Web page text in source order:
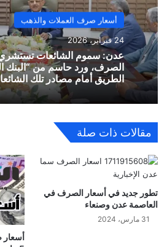
أسعار صرف العملات والذهب
24 فبراير، 2026
​عدن: سموم الشائعات
الصرف، ورد حاسم من “البنك
الطريق أمام مصادر تلك
مقالات ذات صلة
تطور جديد في أسعار الصرف في
العاصمة عدن وصنعاء
31 مارس، 2024
أسعار